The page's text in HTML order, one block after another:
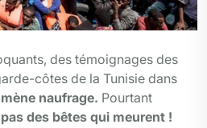
des témoignages des
côtes de la Tunisie dans
naufrage. Pourtant
des bêtes qui meurent !